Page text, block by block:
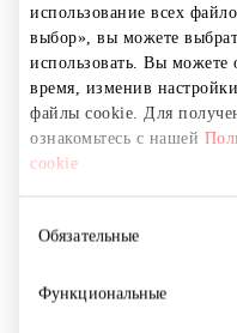
использование всех
выбор», вы можете
использовать. Вы можете
время, изменив
файлы cookie. Для
ознакомьтесь с нашей
cookie
согласия
Обязательные
Функциональные
BATANICA